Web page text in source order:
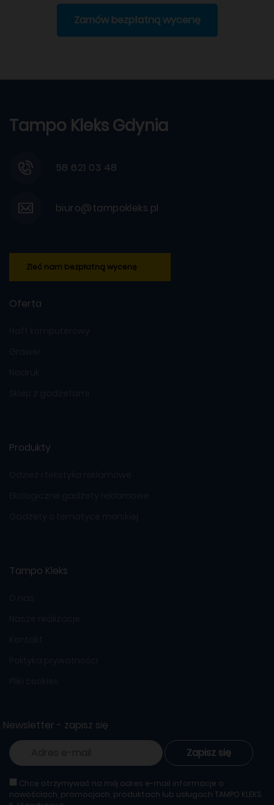
Zamów bezpłatną wycenę
Tampo Kleks Gdynia
58 621 03 48
biuro@tampokleks.pl
Zleć nam bezpłatną wycenę
Oferta
Produkty
Tampo Kleks
Newsletter - zapisz się
Zapisz się
Chcę otrzymywać na mój adres e-mail informacje o
nowościach, promocjach, produktach lub usługach TAMPO KLEKS